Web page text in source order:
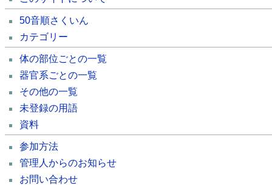
50音順さくいん
カテゴリー
体の部位ごとの一覧
器官系ごとの一覧
その他の一覧
未登録の用語
資料
参加方法
管理人からのお知らせ
お問い合わせ